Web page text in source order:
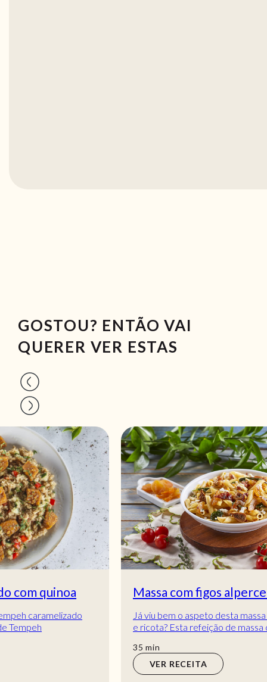
GOSTOU? ENTÃO VAI
QUERER VER ESTAS
Massa com figos alperce e ricota
Já viu bem o aspeto desta massa com figos alperce
e ricota? Esta refeição de massa com figos, alperce